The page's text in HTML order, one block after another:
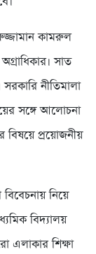
কামরুল
সাত
নীতিমালা
সঙ্গে আলোচনা
বিষয়ে প্রয়োজনীয়
বিবেচনায় নিয়ে
বিদ্যালয়
এলাকার শিক্ষা